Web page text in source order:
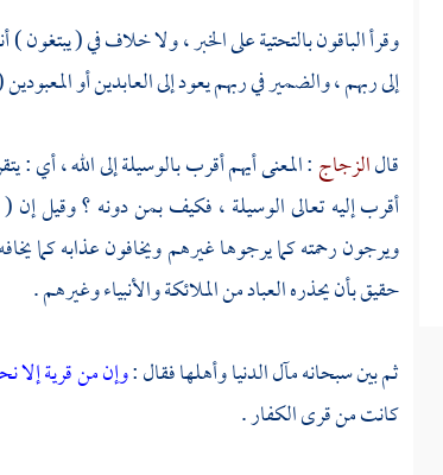
وقرأ الباقون بالتحتية على الخبر ، ولا خلاف في ( يبتغون )
إلى ربهم ، والضمير في ربهم يعود إلى العابدين أو
قالالزجاج: المعنى أيهم أقرب بالوسيلة إلى الله ،
أقرب إليه تعالى الوسيلة ، فكيف بمن دونه ؟ وقيل
ويرجون رحمته كما يرجوها غيرهم ويخافون عذابه كما
حقيق بأن يحذره العباد من الملائكة والأنبياء وغيرهم .
ثم بين سبحانه مآل الدنيا وأهلها فقال :وإن من قرية إلا
كانت من قرى الكفار .